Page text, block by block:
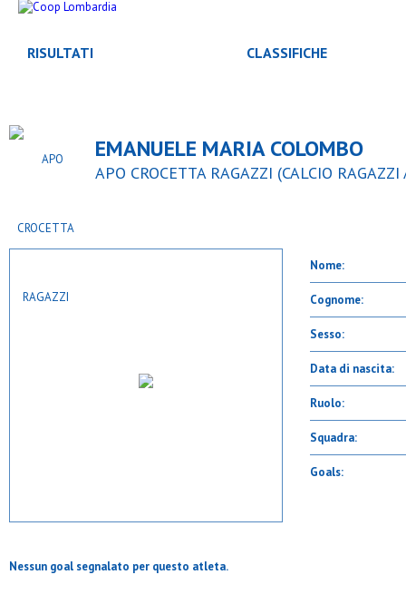
RISULTATI CLASSIFICHE
EMANUELE MARIA COLOMBO
APO CROCETTA RAGAZZI (CALCIO
Nome:
Cognome:
Sesso:
Data di nascita:
Ruolo:
Squadra:
Goals:
Nessun goal segnalato per questo atleta.